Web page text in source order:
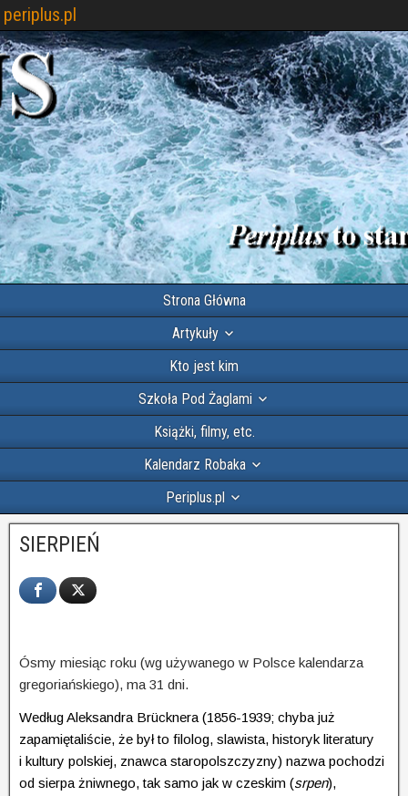
periplus.pl
Strona Główna
Artykuły
Kto jest kim
Szkoła Pod Żaglami
Książki, filmy, etc.
Kalendarz Robaka
Periplus.pl
SIERPIEŃ
Ósmy miesiąc roku (wg używanego w Polsce kalendarza
gregoriańskiego), ma 31 dni.
Według Aleksandra Brücknera (1856-1939; chyba już
zapamiętaliście, że był to filolog, slawista, historyk literatury
i kultury polskiej, znawca staropolszczyzny) nazwa pochodzi
od sierpa żniwnego, tak samo jak w czeskim (srpen),